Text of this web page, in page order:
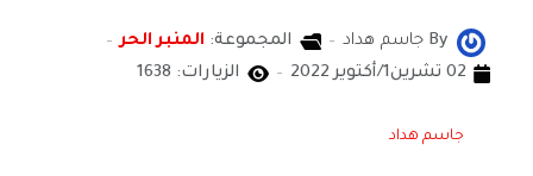
By جاسم هداد المجموعة: المنبر الحر
02 تشرين1/أكتوير 2022
الزيارات: 1638
جاسم هداد